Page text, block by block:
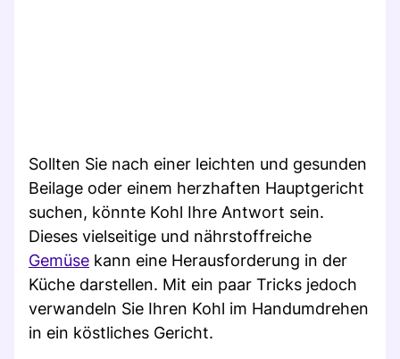
Sollten Sie nach einer leichten und gesunden
Beilage oder einem herzhaften Hauptgericht
suchen, könnte Kohl Ihre Antwort sein.
Dieses vielseitige und nährstoffreiche
Gemüse kann eine Herausforderung in der
Küche darstellen. Mit ein paar Tricks jedoch
verwandeln Sie Ihren Kohl im Handumdrehen
in ein köstliches Gericht.